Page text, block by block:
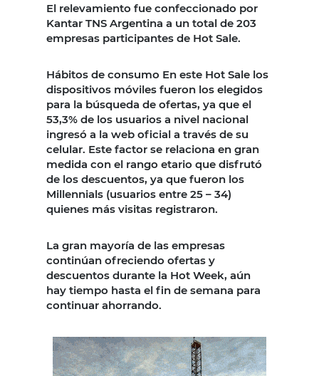
El relevamiento fue confeccionado por
Kantar TNS Argentina a un total de 203
empresas participantes de Hot Sale.
Hábitos de consumo En este Hot Sale los
dispositivos móviles fueron los elegidos
para la búsqueda de ofertas, ya que el
53,3% de los usuarios a nivel nacional
ingresó a la web oficial a través de su
celular. Este factor se relaciona en gran
medida con el rango etario que disfrutó
de los descuentos, ya que fueron los
Millennials (usuarios entre 25 – 34)
quienes más visitas registraron.
La gran mayoría de las empresas
continúan ofreciendo ofertas y
descuentos durante la Hot Week, aún
hay tiempo hasta el fin de semana para
continuar ahorrando.